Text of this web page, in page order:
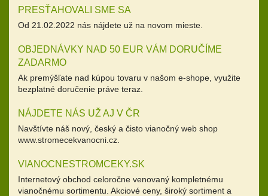
PRESŤAHOVALI SME SA
Od 21.02.2022 nás nájdete už na novom mieste.
OBJEDNÁVKY NAD 50 EUR VÁM DORUČÍME
ZADARMO
Ak premýšľate nad kúpou tovaru v našom e-shope, využite
bezplatné doručenie práve teraz.
NÁJDETE NÁS UŽ AJ V ČR
Navštívte náš nový, český a čisto vianočný web shop
www.stromecekvanocni.cz.
VIANOCNESTROMCEKY.SK
Internetový obchod celoročne venovaný kompletnému
vianočnému sortimentu. Akciové ceny, široký sortiment a